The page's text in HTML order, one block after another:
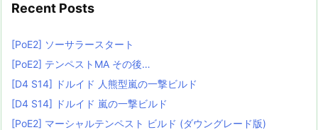
Recent Posts
[PoE2] ソーサラースタート
[PoE2] テンペストMA その後…
[D4 S14] ドルイド 人熊型嵐の一撃ビルド
[D4 S14] ドルイド 嵐の一撃ビルド
[PoE2] マーシャルテンペスト ビルド (ダウングレード版)